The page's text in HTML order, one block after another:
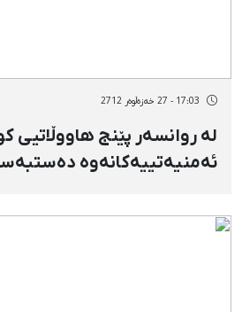
17:03 - 27 خەزەڵوەر 2712
لە روانسەر پێنج هاووڵاتیی
ئەمنیەتییەكانەوە